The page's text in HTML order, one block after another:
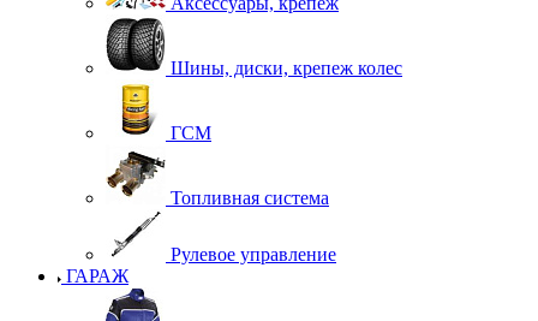
Шины, диски, крепеж колес
ГСМ
Топливная система
Рулевое управление
ГАРАЖ